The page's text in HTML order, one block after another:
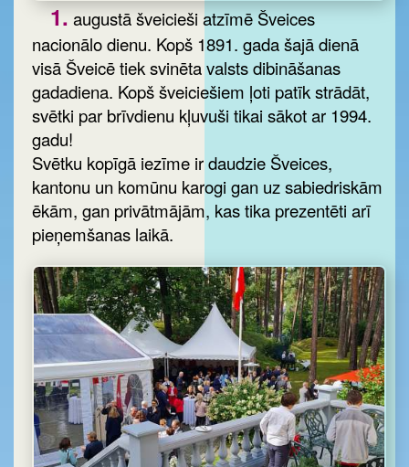
1.augustā šveicieši atzīmē Šveices
nacionālo dienu. Kopš 1891. gada šajā dienā
visā Šveicē tiek svinēta valsts dibināšanas
gadadiena. Kopš šveiciešiem ļoti patīk strādāt,
svētki par brīvdienu kļuvuši tikai sākot ar 1994.
gadu!
Svētku kopīgā iezīme ir daudzie Šveices,
kantonu un komūnu karogi gan uz sabiedriskām
ēkām, gan privātmājām, kas tika prezentēti arī
pieņemšanas laikā.